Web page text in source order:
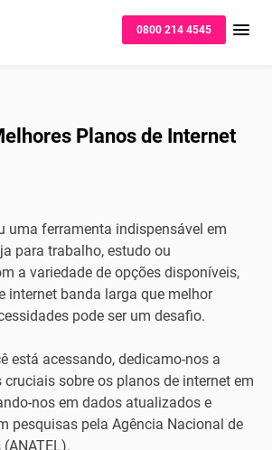
0800 214 4545
Planos de Internet
uma ferramenta indispensável em
para trabalho, estudo ou
a variedade de opções disponíveis,
internet banda larga que melhor
pode ser um desafio.
está acessando, dedicamo-nos a
sobre os planos de internet em
nos em dados atualizados e
pesquisas pela Agência Nacional de